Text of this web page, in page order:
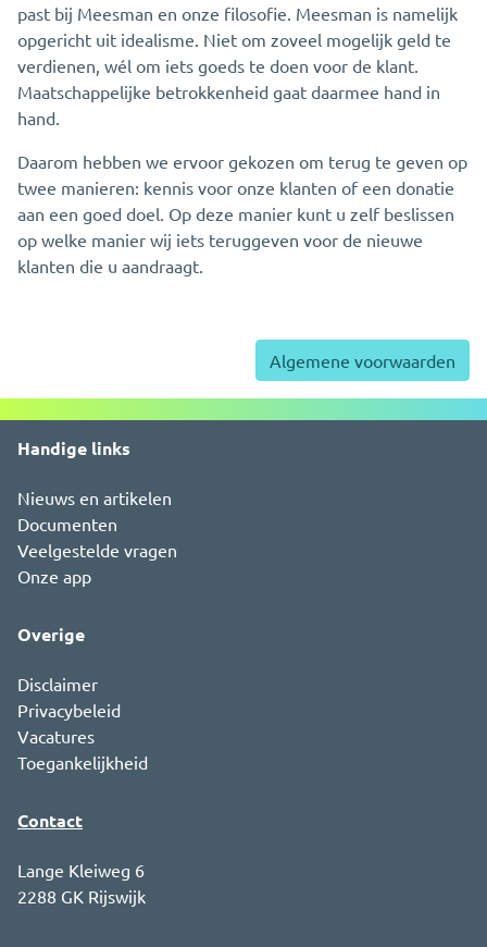
past bij Meesman en onze filosofie. Meesman is namelijk
opgericht uit idealisme. Niet om zoveel mogelijk geld te
verdienen, wél om iets goeds te doen voor de klant.
Maatschappelijke betrokkenheid gaat daarmee hand in
hand.
Daarom hebben we ervoor gekozen om terug te geven op
twee manieren: kennis voor onze klanten of een donatie
aan een goed doel. Op deze manier kunt u zelf beslissen
op welke manier wij iets teruggeven voor de nieuwe
klanten die u aandraagt.
Algemene voorwaarden
Handige links
Nieuws en artikelen
Documenten
Veelgestelde vragen
Onze app
Overige
Disclaimer
Privacybeleid
Vacatures
Toegankelijkheid
Contact
Lange Kleiweg 6
2288 GK Rijswijk